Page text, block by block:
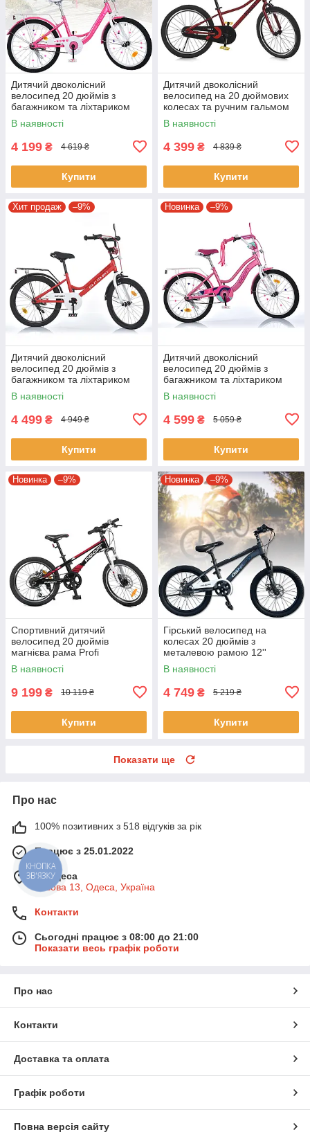
Дитячий двоколісний
велосипед 20 дюймів з
багажником та ліхтариком
Profi PRINCESS MB 20041-1
Рожевий
В наявності
4 199 ₴ 4 619 ₴
Купити
Дитячий двоколісний
велосипед на 20 дюймових
колесах та ручним гальмом
PROF1 MB 2007-1 Червоний
В наявності
4 399 ₴ 4 839 ₴
Купити
Хит продаж –9%
Дитячий двоколісний
велосипед 20 дюймів з
багажником та ліхтариком
Profi NEO MB 20031-1
Червоно-білий
В наявності
4 499 ₴ 4 949 ₴
Купити
Новинка –9%
Дитячий двоколісний
велосипед 20 дюймів з
багажником та ліхтариком
Profi WAVE MB 20051-1
Рожевий
В наявності
4 599 ₴ 5 059 ₴
Купити
Новинка –9%
Спортивний дитячий
велосипед 20 дюймів
магнієва рама Profi
LMG20210-3 Чорний
В наявності
9 199 ₴ 10 119 ₴
Купити
Новинка –9%
Гірський велосипед на
колесах 20 дюймів з
металевою рамою 12''
TopRider TOP 01 Чорний
В наявності
4 749 ₴ 5 219 ₴
Купити
Показати ще
Про нас
100% позитивних з 518 відгуків за рік
Працює з 25.01.2022
м. Одеса
Базова 13, Одеса, Україна
Контакти
Сьогодні працює з 08:00 до 21:00
Показати весь графік роботи
Про нас
Контакти
Доставка та оплата
Графік роботи
Повна версія сайту
КНОПКА
ЗВ'ЯЗКУ